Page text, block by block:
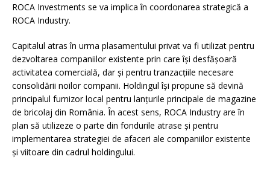
ROCA Investments se va implica în coordonarea strategică a
ROCA Industry.
Capitalul atras în urma plasamentului privat va fi utilizat pentru
dezvoltarea companiilor existente prin care își desfășoară
activitatea comercială, dar și pentru tranzacțiile necesare
consolidării noilor companii. Holdingul își propune să devină
principalul furnizor local pentru lanțurile principale de magazine
de bricolaj din România. În acest sens, ROCA Industry are în
plan să utilizeze o parte din fondurile atrase și pentru
implementarea strategiei de afaceri ale companiilor existente
și viitoare din cadrul holdingului.